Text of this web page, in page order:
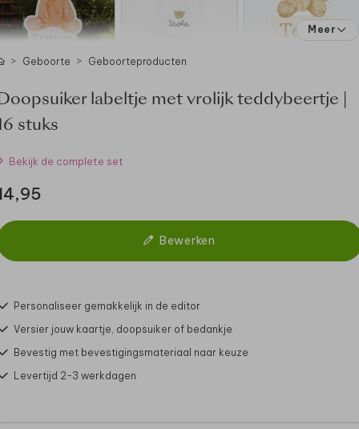
Meer
Geboorte Geboorteproducten
labeltje met vrolijk teddybeertje |
stuks
Bekijk de complete set
Bewerken
Personaliseer gemakkelijk in de editor
Versier jouw kaartje, doopsuiker of bedankje
Bevestig met bevestigingsmateriaal naar keuze
Levertijd 2-3 werkdagen